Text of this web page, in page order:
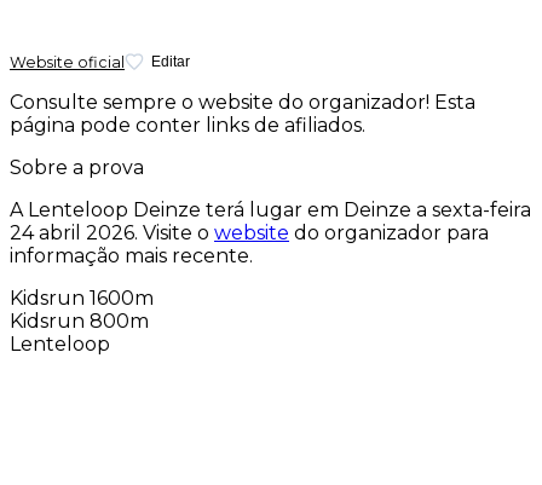
Website oficial Editar
Consulte sempre o website do organizador! Esta
página pode conter links de afiliados.
Sobre a prova
A Lenteloop Deinze terá lugar em Deinze a sexta-feira
24 abril 2026. Visite o website do organizador para
informação mais recente.
Kidsrun 1600m
Kidsrun 800m
Lenteloop